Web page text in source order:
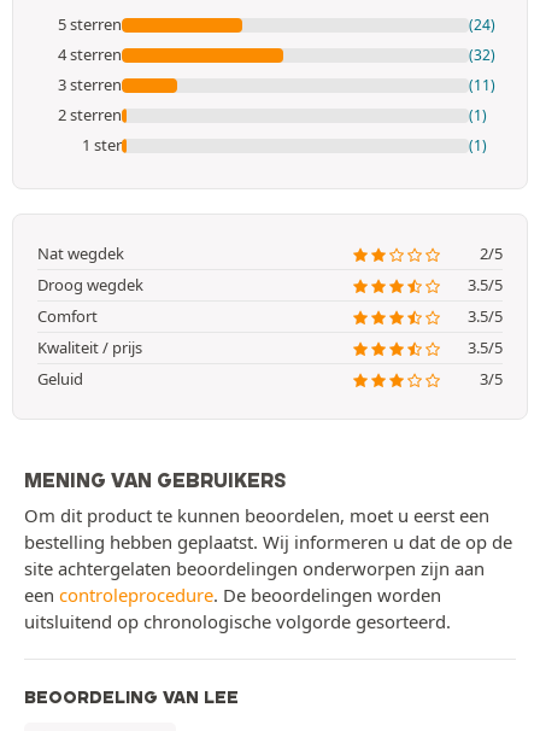
5 sterren (24)
4 sterren (32)
3 sterren (11)
2 sterren (1)
1 ster (1)
Nat wegdek
2/5
Droog wegdek
3.5/5
Comfort
3.5/5
Kwaliteit / prijs
3.5/5
Geluid
3/5
MENING VAN GEBRUIKERS
Om dit product te kunnen beoordelen, moet u eerst een
bestelling hebben geplaatst. Wij informeren u dat de op de
site achtergelaten beoordelingen onderworpen zijn aan
een controleprocedure. De beoordelingen worden
uitsluitend op chronologische volgorde gesorteerd.
BEOORDELING VAN LEE